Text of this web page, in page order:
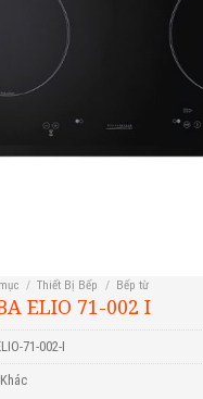
/ Thiết Bị Bếp / Bếp từ
ELIO 71-002 I
71-002-I
Khác